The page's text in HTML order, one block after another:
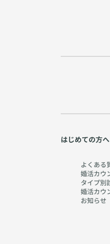
はじめての方へ
よくある
婚活カウ
タイプ別
婚活カウ
お知らせ